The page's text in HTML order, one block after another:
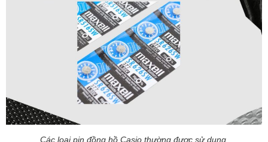
Các loại pin đồng hồ Casio thường được sử dụng